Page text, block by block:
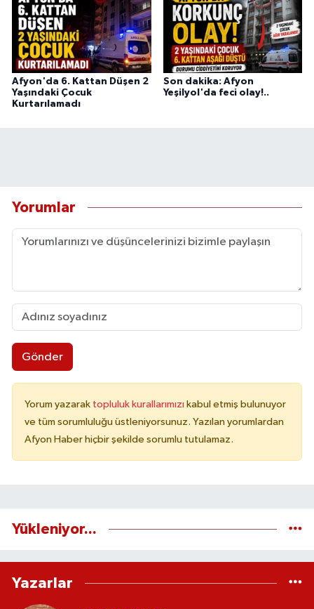
Afyon'da 6. Kattan Düşen 2
Yaşındaki Çocuk
Kurtarılamadı
Son dakika: Afyon
Yeşilyol'da feci olay!..
Yorumlar
Gönder
Yorum yazarak topluluk kurallarımızı kabul etmiş bulunuyor
ve tüm sorumluluğu üstleniyorsunuz. Yazılan yorumlardan
Afyon Haber hiçbir şekilde sorumlu tutulamaz.
Yükleniyor...
Yazarlar